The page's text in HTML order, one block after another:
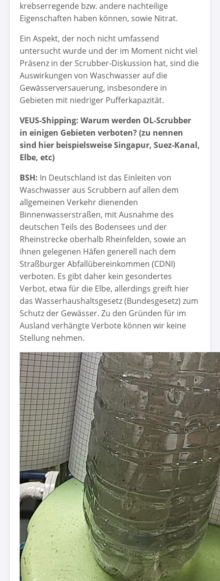
krebserregende bzw. andere nachteilige
Eigenschaften haben können, sowie Nitrat.
Ein Aspekt, der noch nicht umfassend
untersucht wurde und der im Moment nicht viel
Präsenz in der Scrubber-Diskussion hat, sind die
Auswirkungen von Waschwasser auf die
Gewässerversauerung, insbesondere in
Gebieten mit niedriger Pufferkapazität.
VEUS-Shipping: Warum werden OL-Scrubber
in einigen Gebieten verboten? (zu nennen
sind hier beispielsweise Singapur, Suez-Kanal,
Elbe, etc)
BSH: In Deutschland ist das Einleiten von
Waschwasser aus Scrubbern auf allen dem
allgemeinen Verkehr dienenden
Binnenwasserstraßen, mit Ausnahme des
deutschen Teils des Bodensees und der
Rheinstrecke oberhalb Rheinfelden, sowie an
ihnen gelegenen Häfen generell nach dem
Straßburger Abfallübereinkommen (CDNI)
verboten. Es gibt daher kein gesondertes
Verbot, etwa für die Elbe, allerdings greift hier
das Wasserhaushaltsgesetz (Bundesgesetz) zum
Schutz der Gewässer. Zu den Gründen für im
Ausland verhängte Verbote können wir keine
Stellung nehmen.